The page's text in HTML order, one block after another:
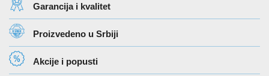
Garancija i kvalitet
Proizvedeno u Srbiji
Akcije i popusti